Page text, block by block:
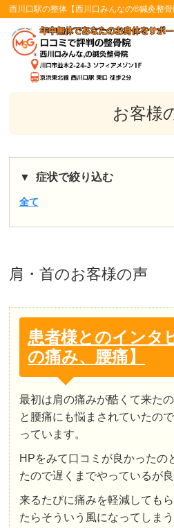
西川口駅の整体【西川口みんなの®鍼灸整骨
お客様
症状で絞り込む
全て
肩・首のお客様の声
患者様とのインタ
の痛み、腰痛】
最初は肩の痛みが酷くて来た
と腰痛にも悩まされていたの
っています。
HPをみて口コミが良かったの
たので遅くまでやっているが
来るたびに痛みを軽減しても
たらそういう風になってしま